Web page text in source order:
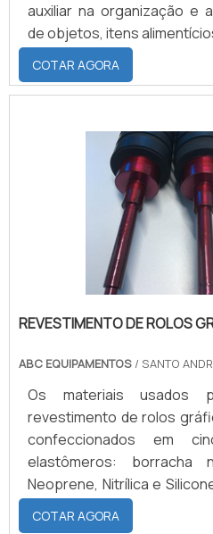
auxiliar na organização e
de objetos, itens
em uma variedade de
Alguns locais onde a
amplamente utilizada
Comércios; Laboratórios;
Hospitais; Entre
benefíciosAlém de
possibilidade de
COTAR AGORA
REVESTIMENTO DE ROLOS
ABC EQUIPAMENTOS / SANTO
Os materiais usados
revestimento de rolos
confeccionados em
elastômeros: borracha
Neoprene, Nitrílica e
características
resistência diferentes, por
COTAR AGORA